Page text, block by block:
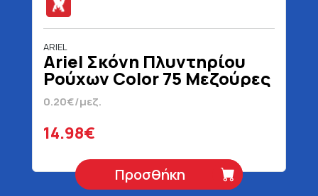
ARIEL
Ariel Σκόνη Πλυντηρίου
Ρούχων Color 75 Μεζούρες
4875 gr
0.20€/μεζ.
14.98€
Προσθήκη